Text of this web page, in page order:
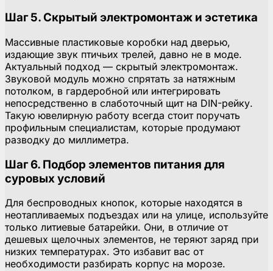
Шаг 5. Скрытый электромонтаж и эстетика
Массивные пластиковые коробки над дверью,
издающие звук птичьих трелей, давно не в моде.
Актуальный подход — скрытый электромонтаж.
Звуковой модуль можно спрятать за натяжным
потолком, в гардеробной или интегрировать
непосредственно в слаботочный щит на DIN-рейку.
Такую ювелирную работу всегда стоит поручать
профильным специалистам, которые продумают
разводку до миллиметра.
Шаг 6. Подбор элементов питания для
суровых условий
Для беспроводных кнопок, которые находятся в
неотапливаемых подъездах или на улице, используйте
только литиевые батарейки. Они, в отличие от
дешевых щелочных элементов, не теряют заряд при
низких температурах. Это избавит вас от
необходимости разбирать корпус на морозе.